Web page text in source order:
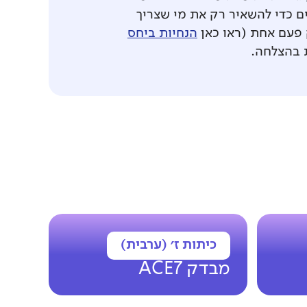
כדי להשאיר רק את מי שצריך
אחת (ראו כאן הנחיות ביחס
בהצלחה.
כיתות ז׳ (ערבית)
מבדק ACE7